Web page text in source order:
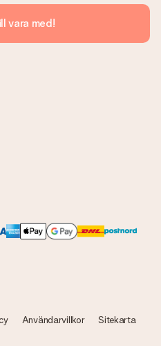
med produkten?
produkten. Din faktura
och du hittar även dina
vara med!
Användarvillkor Sitekarta